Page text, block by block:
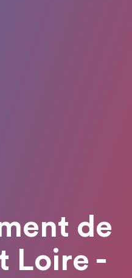
de
Loire -